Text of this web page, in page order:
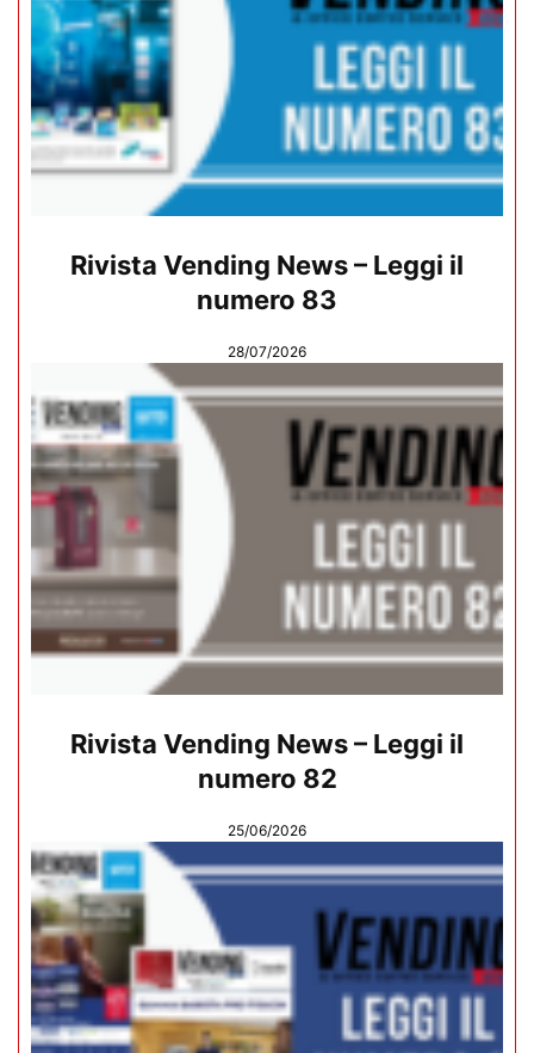
Rivista Vending News – Leggi il
numero 83
28/07/2026
Rivista Vending News – Leggi il
numero 82
25/06/2026